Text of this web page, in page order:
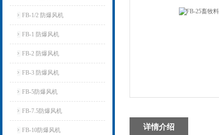
FB-1/2 防爆风机
FB-1 防爆风机
FB-2 防爆风机
FB-3 防爆风机
FB-5防爆风机
FB-7.5防爆风机
FB-10防爆风机 详情介绍